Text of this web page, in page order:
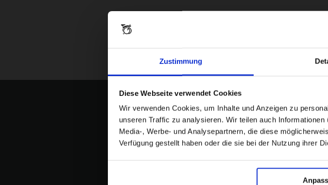
Zustimmung
Diese Webseite verwendet Cookies
Wir verwenden Cookies, um Inhalte und Anzeigen zu
unseren Traffic zu analysieren. Wir teilen auch
Media-, Werbe- und Analysepartnern, die diese
Verfügung gestellt haben oder die sie bei der Nutzung ihrer
Sigue en contacto con el mundo Brompton. Infórmate